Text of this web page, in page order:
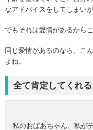
なアドバイスをしてしまいが
でもそれは愛情があるから
同じ愛情があるのなら、こ
よね。
全て肯定してくれ
私のおばあちゃん、私が